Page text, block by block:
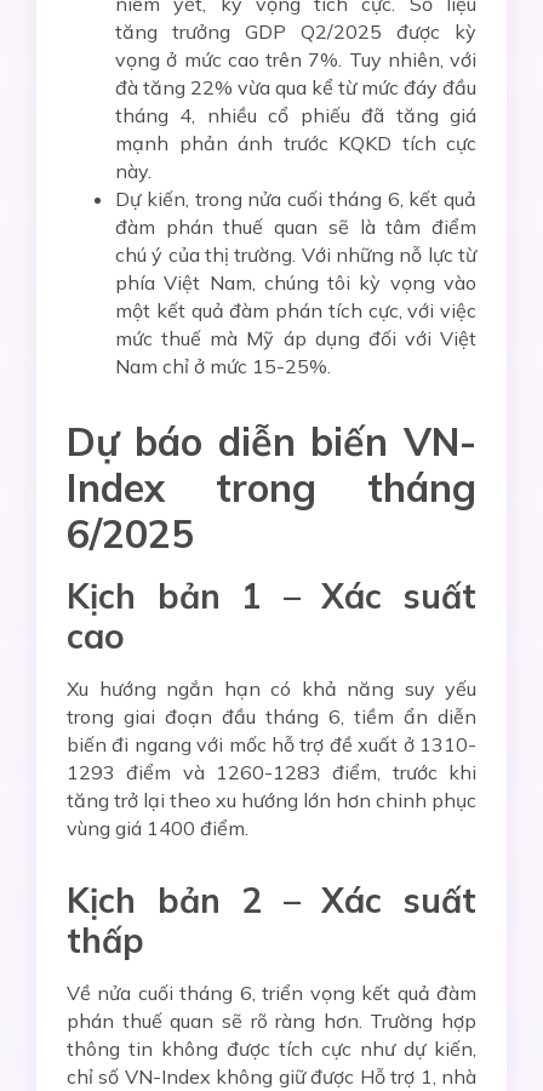
tăng trưởng GDP Q2/2025 được kỳ
vọng ở mức cao trên 7%. Tuy nhiên, với
đà tăng 22% vừa qua kể từ mức đáy đầu
tháng 4, nhiều cổ phiếu đã tăng giá
mạnh phản ánh trước KQKD tích cực
này.
Dự kiến, trong nửa cuối tháng 6, kết quả
đàm phán thuế quan sẽ là tâm điểm
chú ý của thị trường. Với những nỗ lực từ
phía Việt Nam, chúng tôi kỳ vọng vào
một kết quả đàm phán tích cực, với việc
mức thuế mà Mỹ áp dụng đối với Việt
Nam chỉ ở mức 15-25%.
Dự báo diễn biến VN-
Index trong tháng
6/2025
Kịch bản 1 – Xác suất
cao
Xu hướng ngắn hạn có khả năng suy yếu
trong giai đoạn đầu tháng 6, tiềm ẩn diễn
biến đi ngang với mốc hỗ trợ đề xuất ở 1310-
1293 điểm và 1260-1283 điểm, trước khi
tăng trở lại theo xu hướng lớn hơn chinh phục
vùng giá 1400 điểm.
Kịch bản 2 – Xác suất
thấp
Về nửa cuối tháng 6, triển vọng kết quả đàm
phán thuế quan sẽ rõ ràng hơn. Trường hợp
thông tin không được tích cực như dự kiến,
chỉ số VN-Index không giữ được Hỗ trợ 1, nhà